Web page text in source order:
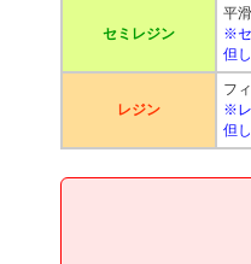
セミレジン
平
※セ
但
レジン
フ
※レ
但